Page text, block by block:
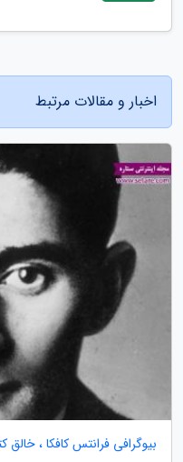
اخبار و مقالات مرتبط
بیوگرافی فرانتس کافکا ،